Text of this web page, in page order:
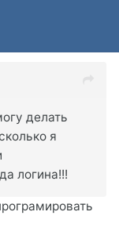
делать
я
логина!!!